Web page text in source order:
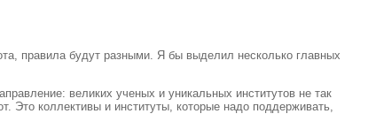
правила будут разными. Я бы выделил несколько главных
великих ученых и уникальных институтов не так
Это коллективы и институты, которые надо поддерживать,